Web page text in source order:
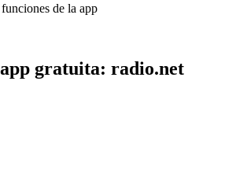
de la app
gratuita: radio.net